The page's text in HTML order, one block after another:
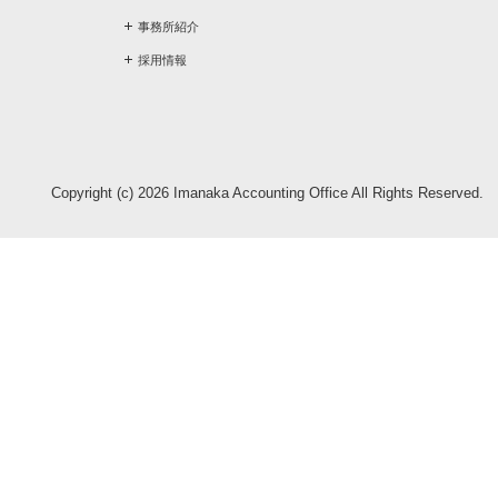
事務所紹介
採用情報
Copyright (c) 2026 Imanaka Accounting Office All Rights Reserved.